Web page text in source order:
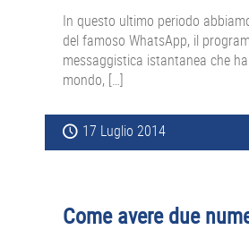
In questo ultimo periodo
del famoso WhatsApp, il
messaggistica istantanea che
mondo, […]
17 Luglio 2014
Come avere due